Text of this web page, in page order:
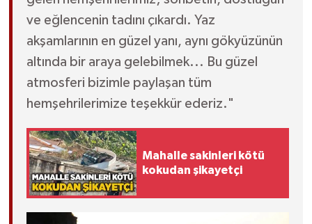
ve eğlencenin tadını çıkardı. Yaz
akşamlarının en güzel yanı, aynı gökyüzünün
altında bir araya gelebilmek... Bu güzel
atmosferi bizimle paylaşan tüm
hemşehrilerimize teşekkür ederiz."
Mahalle sakinleri kötü
kokudan şikayetçi